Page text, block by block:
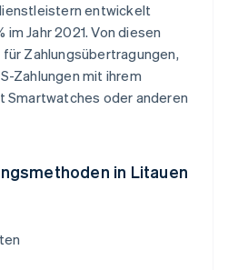
entwickelt
Jahr 2021. Von diesen
Zahlungsübertragungen,
Zahlungen mit ihrem
Smartwatches oder anderen
in Litauen